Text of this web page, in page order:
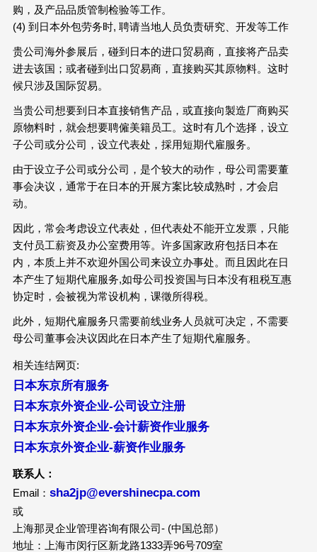
购，及产品品质管制检验等工作。
(4) 到日本外包劳务时, 聘请当地人员负责研究、开发等工作
贵公司海外参展后，碰到日本的进口贸易商，直接将产品卖
进去该国；或者碰到出口贸易商，直接购买其原物料。这时
候只涉及国际贸易。
当贵公司想要到日本直接销售产品，或直接向製造厂商购买
原物料时，就会想要聘僱美籍员工。这时有几个选择，设立
子公司或分公司，设立代表处，採用短期代雇服务。
由于设立子公司或分公司，是个较大的动作，母公司需要董
事会决议，通常于在日本的开展方案比较成熟时，才会启
动。
因此，常会考虑设立代表处，但代表处不能开立发票，只能
支付员工薪资及办公室费用等。许多国家政府包括日本在
内，本质上并不欢迎外国公司来设立办事处。而且因此在日
本产生了短期代雇服务,如母公司投资国与日本没有租税互惠
协定时，会被视为常设机构，课徵所得税。
此外，短期代雇服务只需要前线业务人员就可决定，不需要
母公司董事会决议因此在日本产生了短期代雇服务。
相关连结网页:
日本东京所有服务
日本东京外资企业-公司设立注册
日本东京外资企业-会计薪资作业服务
日本东京外资企业-薪资作业服务
联系人：
Email： sha2jp@evershinecpa.com
或
上海那灵企业管理咨询有限公司- (中国总部）
地址：上海市闵行区新龙路1333弄96号709室